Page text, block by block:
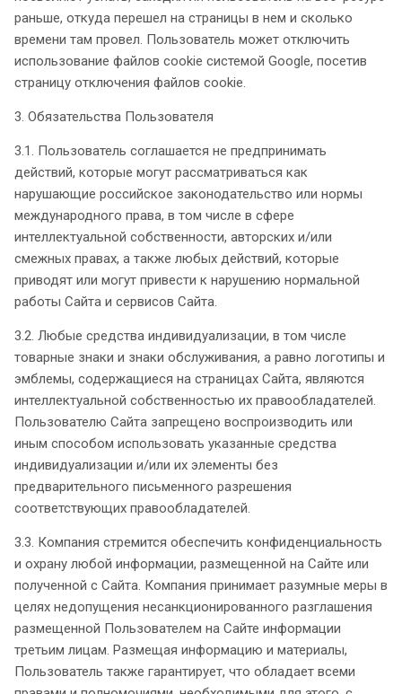
раньше, откуда перешел на страницы в нем и сколько
времени там провел. Пользователь может отключить
использование файлов cookie системой Google, посетив
страницу отключения файлов cookie.
3. Обязательства Пользователя
3.1. Пользователь соглашается не предпринимать
действий, которые могут рассматриваться как
нарушающие российское законодательство или нормы
международного права, в том числе в сфере
интеллектуальной собственности, авторских и/или
смежных правах, а также любых действий, которые
приводят или могут привести к нарушению нормальной
работы Сайта и сервисов Сайта.
3.2. Любые средства индивидуализации, в том числе
товарные знаки и знаки обслуживания, а равно логотипы и
эмблемы, содержащиеся на страницах Сайта, являются
интеллектуальной собственностью их правообладателей.
Пользователю Сайта запрещено воспроизводить или
иным способом использовать указанные средства
индивидуализации и/или их элементы без
предварительного письменного разрешения
соответствующих правообладателей.
3.3. Компания стремится обеспечить конфиденциальность
и охрану любой информации, размещенной на Сайте или
полученной с Сайта. Компания принимает разумные меры в
целях недопущения несанкционированного разглашения
размещенной Пользователем на Сайте информации
третьим лицам. Размещая информацию и материалы,
Пользователь также гарантирует, что обладает всеми